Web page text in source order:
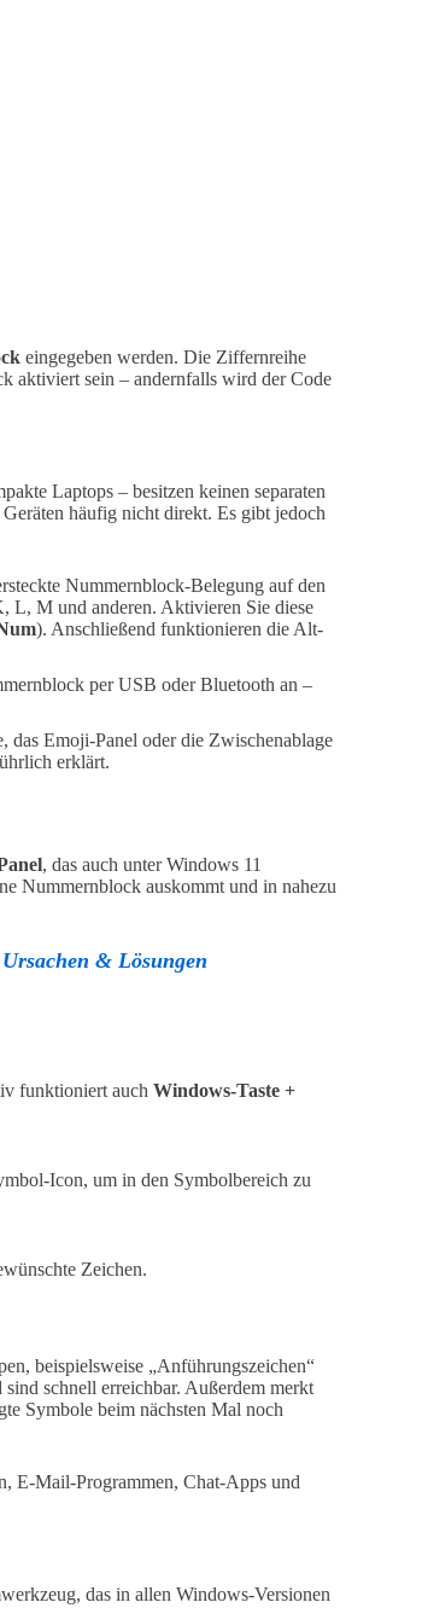
eingegeben werden. Die Ziffernreihe
aktiviert sein – andernfalls wird der Code
Laptops – besitzen keinen separaten
häufig nicht direkt. Es gibt jedoch
Nummernblock-Belegung auf den
L, M und anderen. Aktivieren Sie diese
). Anschließend funktionieren die Alt-
per USB oder Bluetooth an –
das Emoji-Panel oder die Zwischenablage
erklärt.
, das auch unter Windows 11
Nummernblock auskommt und in nahezu
& Lösungen
funktioniert auch Windows-Taste +
Icon, um in den Symbolbereich zu
Zeichen.
beispielsweise „Anführungszeichen“
schnell erreichbar. Außerdem merkt
Symbole beim nächsten Mal noch
E-Mail-Programmen, Chat-Apps und
das in allen Windows-Versionen